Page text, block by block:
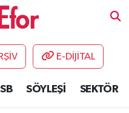
E-DİJİTAL
SÖYLEŞİ SEKTÖR